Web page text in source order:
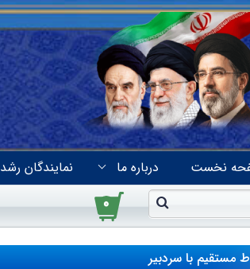
نخست درباره ما نمایندگان رشد
۰
مستقیم با سردبیر